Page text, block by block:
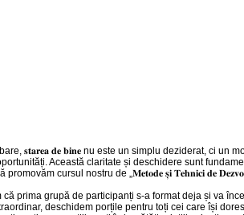
𝐬𝐭𝐚𝐫𝐞𝐚 𝐝𝐞 𝐛𝐢𝐧𝐞 nu este un simplu deziderat, ci
Această claritate și deschidere sunt
cursul nostru de „𝐌𝐞𝐭𝐨𝐝𝐞 𝐬̦𝐢 𝐓𝐞𝐡𝐧𝐢𝐜𝐢 𝐝𝐞
prima grupă de participanți s-a format deja și va
deschidem porțile pentru toți cei care își